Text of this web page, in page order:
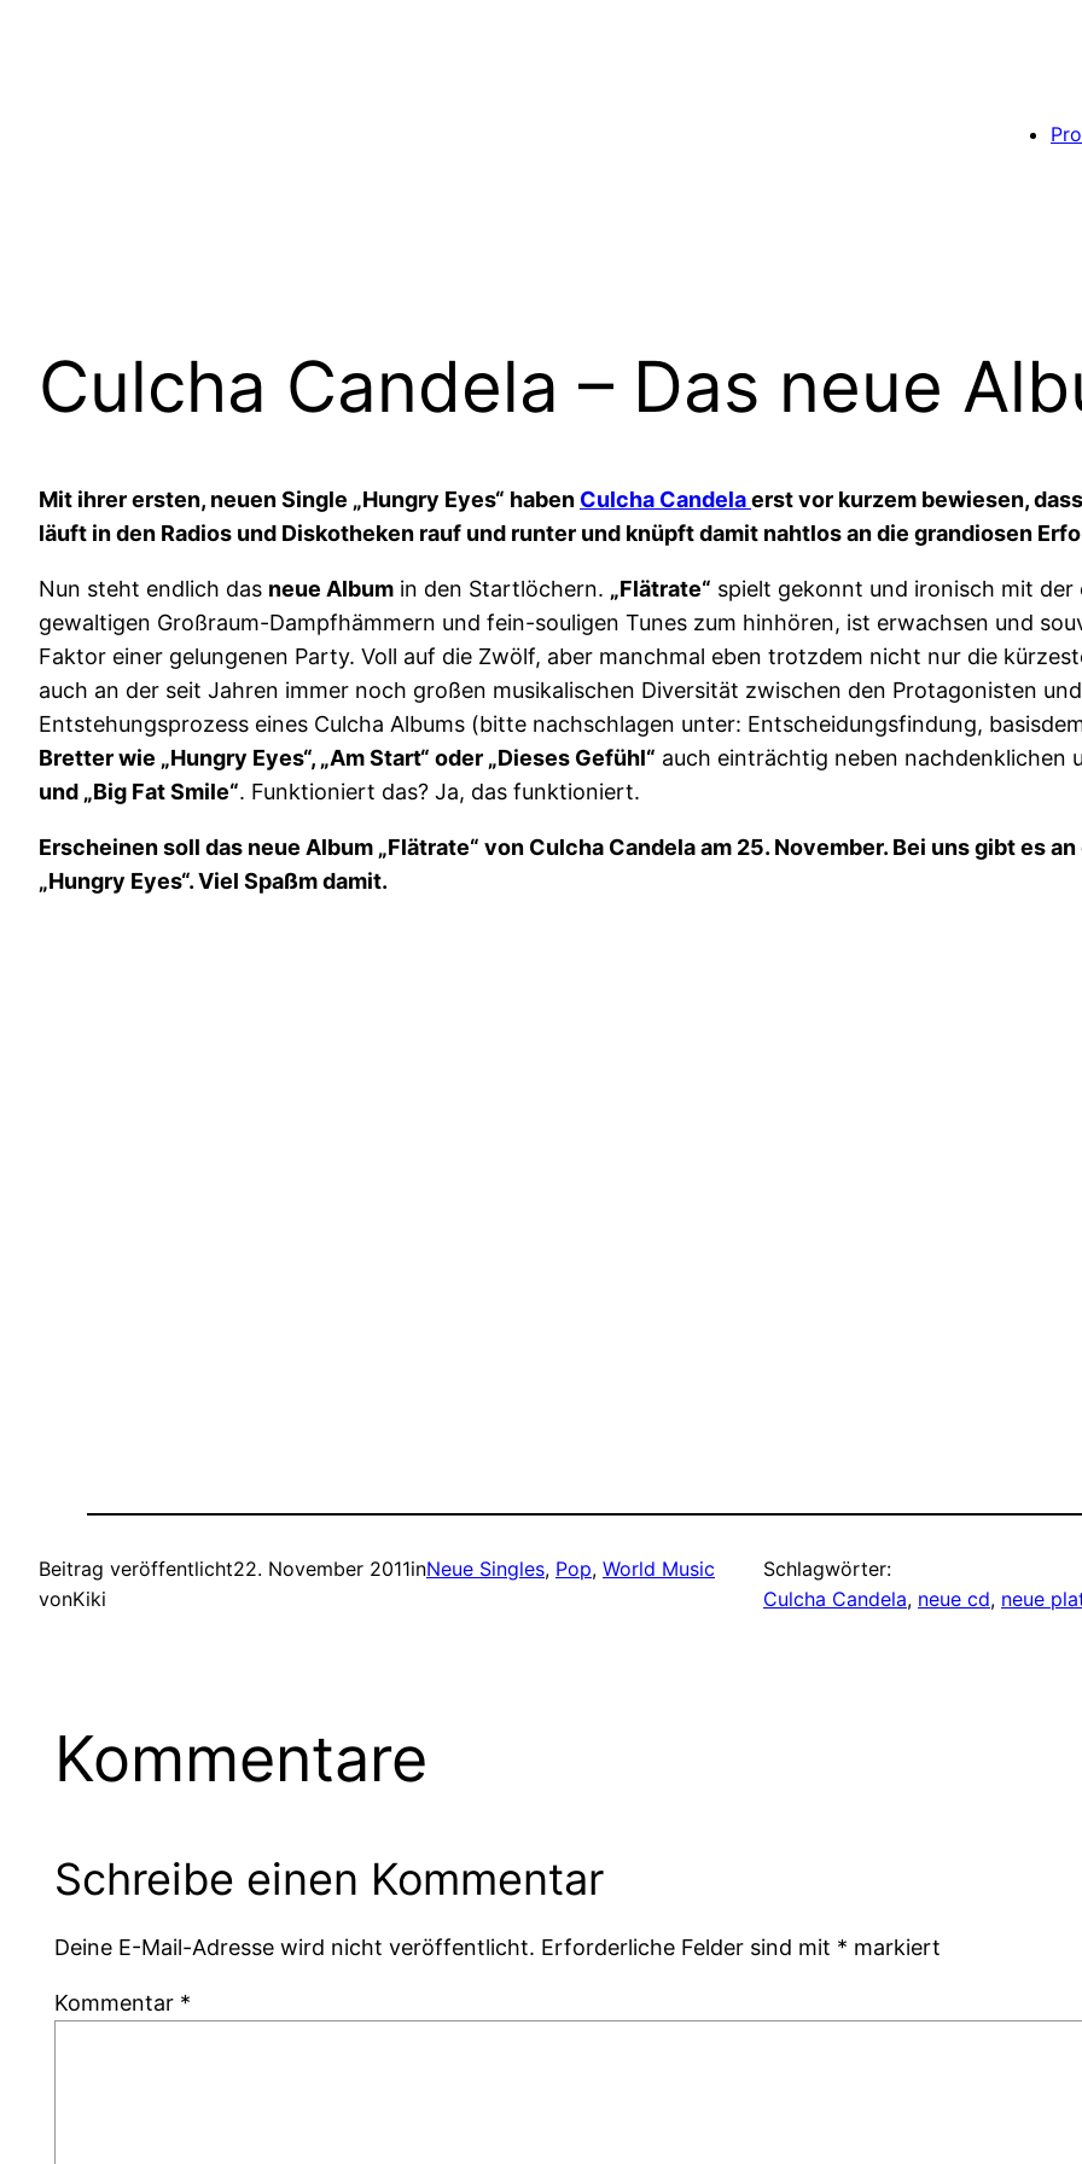
Culcha Candela – Das neue
Mit ihrer ersten, neuen Single „Hungry Eyes“ haben Culcha Candelaerst vor kurzem bewiesen,
läuft in den Radios und Diskotheken rauf und runter und knüpft damit nahtlos an die grandiosen
Nun steht endlich das neue Album in den Startlöchern. „Flätrate“ spielt gekonnt und ironisch mit
gewaltigen Großraum-Dampfhämmern und fein-souligen Tunes zum hinhören, ist erwachsen und
Faktor einer gelungenen Party. Voll auf die Zwölf, aber manchmal eben trotzdem nicht nur die
auch an der seit Jahren immer noch großen musikalischen Diversität zwischen den Protagonisten
Entstehungsprozess eines Culcha Albums (bitte nachschlagen unter: Entscheidungsfindung,
Bretter wie „Hungry Eyes“, „Am Start“ oder „Dieses Gefühl“ auch einträchtig neben nachdenklichen
und „Big Fat Smile“. Funktioniert das? Ja, das funktioniert.
Erscheinen soll das neue Album „Flätrate“ von Culcha Candela am 25. November. Bei uns gibt es
„Hungry Eyes“. Viel Spaßm damit.
Beitrag veröffentlicht22. November 2011inNeue Singles, Pop, World Music
vonKiki
Schlagwörter:
Culcha Candela, neue cd, neue
Kommentare
Schreibe einen Kommentar
Deine E-Mail-Adresse wird nicht veröffentlicht. Erforderliche Felder sind mit * markiert
Kommentar *